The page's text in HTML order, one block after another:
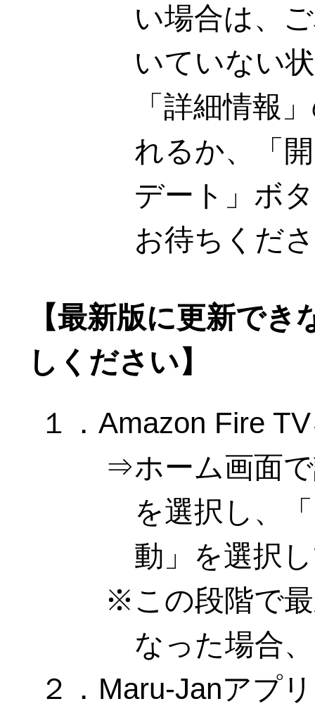
い場合は、
いていない
「詳細情報
れるか、「
デート」ボ
お待ちくだ
【最新版に更新で
しください】
１．Amazon Fire
ホーム画面
を選択し、
動」を選択
この段階で
なった場合
２．Maru-Janアプ